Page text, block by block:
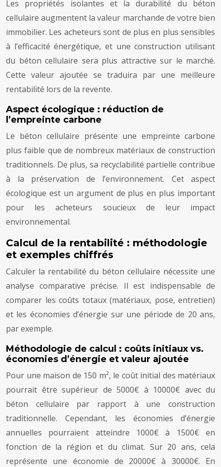
Les propriétés isolantes et la durabilité du béton
cellulaire augmentent la valeur marchande de votre bien
immobilier. Les acheteurs sont de plus en plus sensibles
à l’efficacité énergétique, et une construction utilisant
du béton cellulaire sera plus attractive sur le marché.
Cette valeur ajoutée se traduira par une meilleure
rentabilité lors de la revente.
Aspect écologique : réduction de
l’empreinte carbone
Le béton cellulaire présente une empreinte carbone
plus faible que de nombreux matériaux de construction
traditionnels. De plus, sa recyclabilité partielle contribue
à la préservation de l’environnement. Cet aspect
écologique est un argument de plus en plus important
pour les acheteurs soucieux de leur impact
environnemental.
Calcul de la rentabilité : méthodologie
et exemples chiffrés
Calculer la rentabilité du béton cellulaire nécessite une
analyse comparative précise. Il est indispensable de
comparer les coûts totaux (matériaux, pose, entretien)
et les économies d’énergie sur une période de 20 ans,
par exemple.
Méthodologie de calcul : coûts initiaux vs.
économies d’énergie et valeur ajoutée
Pour une maison de 150 m², le coût initial des matériaux
pourrait être supérieur de 5000€ à 10000€ avec du
béton cellulaire par rapport à une construction
traditionnelle. Cependant, les économies d’énergie
annuelles pourraient atteindre 1000€ à 1500€ en
fonction de la région et du climat. Sur 20 ans, cela
représente une économie de 20000€ à 30000€. En